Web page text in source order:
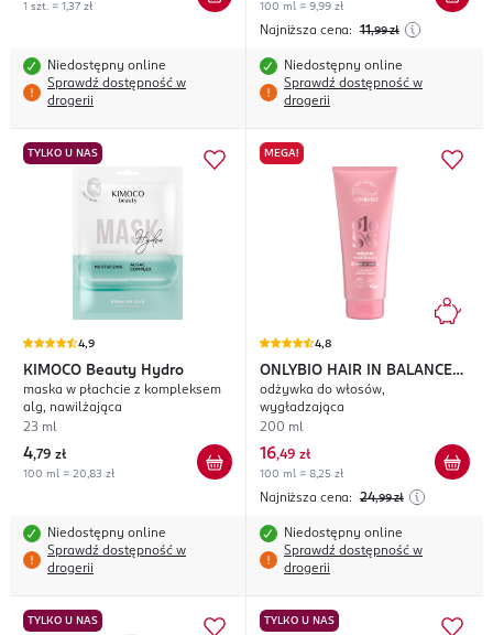
1 szt. = 1,37 zł
Niedostępny online
Sprawdź dostępność w
drogerii
100 ml = 9,99 zł
Najniższa cena: 11,99 zł
Niedostępny online
Sprawdź dostępność w
drogerii
TYLKO U NAS
4,9
KIMOCO Beauty Hydro
maska w płachcie z kompleksem
alg, nawilżająca
23 ml
4,79 zł
100 ml = 20,83 zł
Niedostępny online
Sprawdź dostępność w
drogerii
MEGA!
4,8
ONLYBIO HAIR IN BALANCE
Gloss
odżywka do włosów,
wygładzająca
200 ml
16,49 zł
100 ml = 8,25 zł
Najniższa cena: 24,99 zł
Niedostępny online
Sprawdź dostępność w
drogerii
TYLKO U NAS TYLKO U NAS